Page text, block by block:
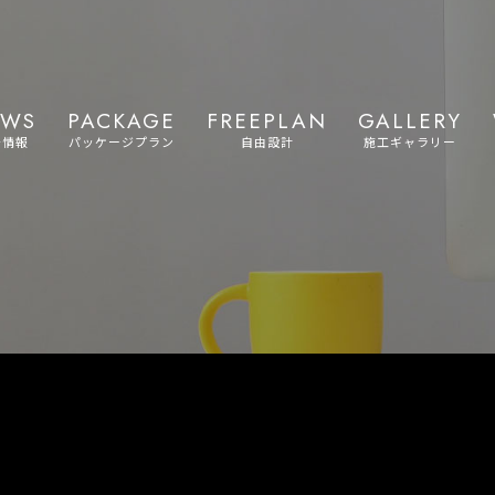
報
PACKAGE
パッケージプラン
FREEPLAN
自由設計
GALLERY
施工ギャラリー